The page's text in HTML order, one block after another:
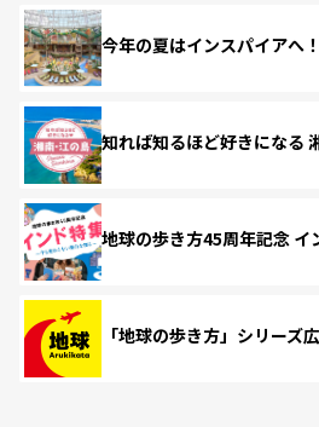
今年の夏はインスパイアへ！
知れば知るほど好きになる
地球の歩き方45周年記念 イ
「地球の歩き方」シリーズ